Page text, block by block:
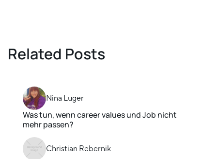
Related Posts
Nina Luger
Was tun, wenn career values und Job nicht
mehr passen?
Christian Rebernik